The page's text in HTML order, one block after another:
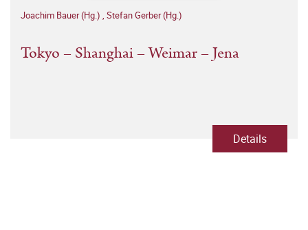
Joachim Bauer (Hg.) , Stefan Gerber (Hg.)
Tokyo – Shanghai – Weimar – Jena
Details